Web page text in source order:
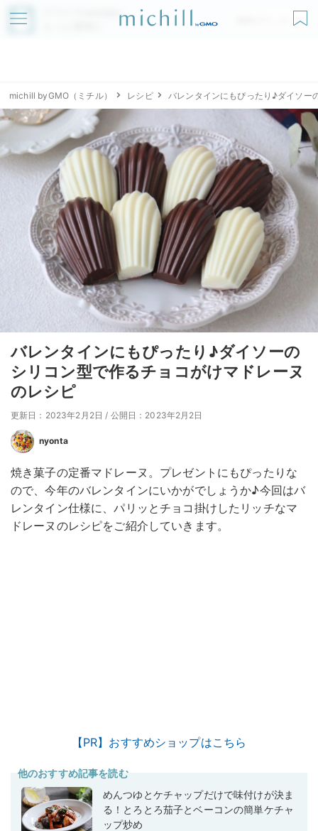
アプリでmichillが
無料ダウンロード
michill byGMO（ミチル） レシピ バレンタインにもぴったり♪ダイソー
バレンタインにもぴったり♪ダイソーの
シリコン型で作るチョコがけマドレーヌ
のレシピ
更新日：2023年2月2日 / 公開日：2023年2月2日
nyonta
焼き菓子の定番マドレーヌ。プレゼントにもぴったりな
ので、今年のバレンタインにいかがでしょうか♪今回はバ
レンタイン仕様に、パリッとチョコ掛けしたリッチなマ
ドレーヌのレシピをご紹介していきます。
【PR】おすすめショップはこちら
他のおすすめ記事を読む
めんつゆとケチャップだけで味付けが決ま
る！とろとろ茄子とベーコンの簡単ケチャ
ップ炒め